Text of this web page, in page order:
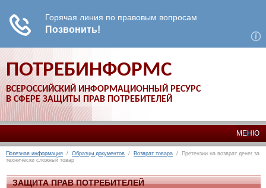
ПОТРЕБИНФОРМС
ВСЕРОССИЙСКИЙ ИНФОРМАЦИОННЫЙ РЕСУРС
В СФЕРЕ ЗАЩИТЫ ПРАВ ПОТРЕБИТЕЛЕЙ
МЕНЮ
Полезная информация / Образцы документов / Возврат товара / Претензии на возврат денег за
технически сложный товар
ЗАЩИТА ПРАВ ПОТРЕБИТЕЛЕЙ